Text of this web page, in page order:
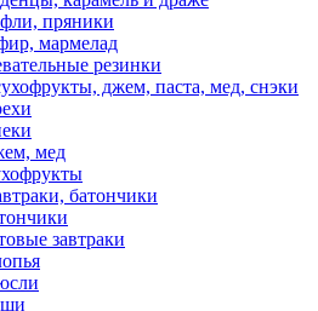
пряники
мармелад
резинки
джем, паста, мед, снэки
мед
батончики
завтраки